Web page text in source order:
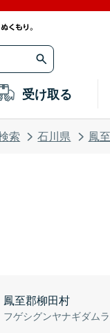
受け取る
索 石川県 鳳
鳳至郡柳田村
フゲシグンヤナギダムラ